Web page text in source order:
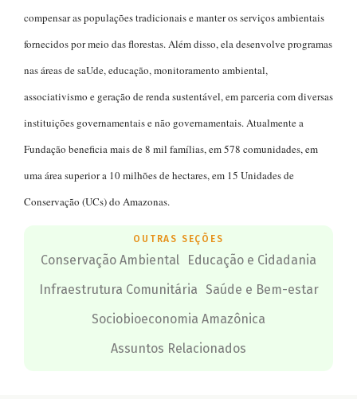
compensar as populações tradicionais e manter os serviços ambientais
fornecidos por meio das florestas. Além disso, ela desenvolve programas
nas áreas de saUde, educação, monitoramento ambiental,
associativismo e geração de renda sustentável, em parceria com diversas
instituições governamentais e não governamentais. Atualmente a
Fundação beneficia mais de 8 mil famílias, em 578 comunidades, em
uma área superior a 10 milhões de hectares, em 15 Unidades de
Conservação (UCs) do Amazonas.
OUTRAS SEÇÕES
Conservação Ambiental
Educação e Cidadania
Infraestrutura Comunitária Saúde e Bem-estar
Sociobioeconomia Amazônica
Assuntos Relacionados